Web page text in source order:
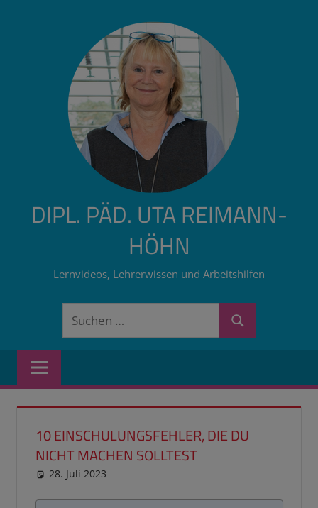
DIPL. PÄD. UTA REIMANN-
HÖHN
Lernvideos, Lehrerwissen und Arbeitshilfen
Suchen
Suchen
10 EINSCHULUNGSFEHLER, DIE DU
NICHT MACHEN SOLLTEST
28. Juli 2023